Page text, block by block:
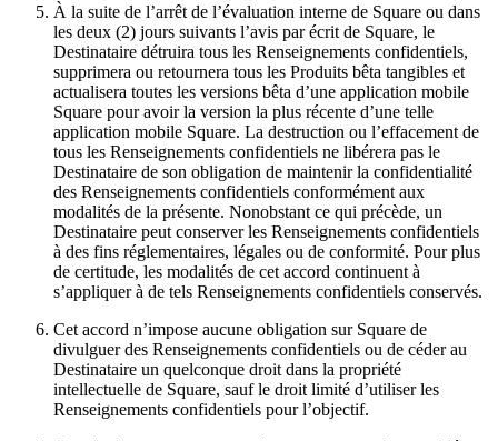
Services professionnels
Services pour animaux de compagnie
Services de nettoyage
Paysagistes
Matériel
Square Register
Square Terminal
Square Kiosk
Square Handheld
À la suite de l’arrêt de l’évaluation interne de Square ou dans
les deux (2) jours suivants l’avis par écrit de Square, le
Destinataire détruira tous les Renseignements confidentiels,
supprimera ou retournera tous les Produits bêta tangibles et
actualisera toutes les versions bêta d’une application mobile
Square pour avoir la version la plus récente d’une telle
application mobile Square. La destruction ou l’effacement de
tous les Renseignements confidentiels ne libérera pas le
Destinataire de son obligation de maintenir la confidentialité
des Renseignements confidentiels conformément aux
modalités de la présente. Nonobstant ce qui précède, un
Destinataire peut conserver les Renseignements confidentiels
à des fins réglementaires, légales ou de conformité. Pour plus
de certitude, les modalités de cet accord continuent à
s’appliquer à de tels Renseignements confidentiels conservés.
Cet accord n’impose aucune obligation sur Square de
divulguer des Renseignements confidentiels ou de céder au
Destinataire un quelconque droit dans la propriété
intellectuelle de Square, sauf le droit limité d’utiliser les
Renseignements confidentiels pour l’objectif.